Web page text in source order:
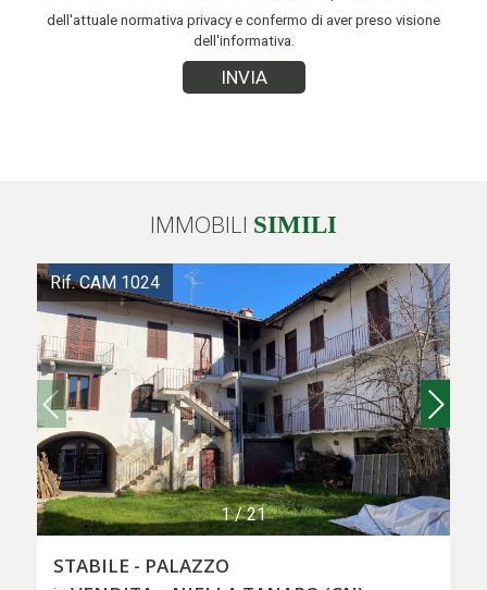
dell'attuale normativa privacy e confermo di aver preso visione
dell'informativa.
IMMOBILI SIMILI
1/21
Rif. CAM 1024
STABILE - PALAZZO